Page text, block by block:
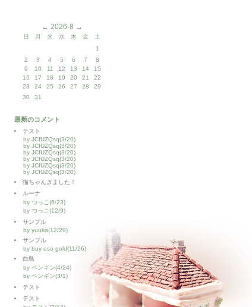
← 2026-8 →
日 月 火 水 木 金
土
1
2
3 4 5 6 7
8
9
10 11 12 13 14
15
16
17 18 19 20 21
22
23
24 25 26 27 28
29
30
31
最新のコメント
テスト
by JCfUZQsq(3/20)
by JCfUZQsq(3/20)
by JCfUZQsq(3/20)
by JCfUZQsq(3/20)
by JCfUZQsq(3/20)
by JCfUZQsq(3/20)
猫ちゃんきました！
ルーナ
by つっこ(6/23)
by つっこ(12/9)
サンプル
by yuuka(12/29)
サンプル
by buy eso gold(11/26)
白鳥
by ペンギン(4/24)
by ペンギン(3/1)
テスト
テスト